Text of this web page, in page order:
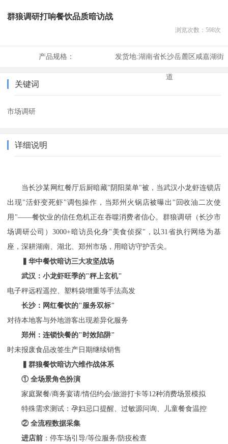
群狼调研打响餐饮品质暗访战
浏览次数： 598次
产品规格： 发货地:湖南省长沙岳麓区咸嘉湖街
道
关键词
市场调研
详细说明
当长沙某网红餐厅后厨暗藏"阴阳菜单"被，当武汉小龙虾连锁店
出现"活虾变死虾"调包操作，当郑州火锅店被曝出"回收油二次使
用"——餐饮业的信任危机正在吞噬消费者信心。群狼调研（长沙市
场调研公司）3000+暗访员化身"美食侦探"，以31省执行网络为基
座，深耕湖南、湖北、郑州市场，用暗访守护舌尖。
▍华中餐饮暗访三大攻坚战场
武汉：小龙虾旺季的"秤上玄机"
电子秤远程遥控、塑料袋增重等手法高发
长沙：网红餐饮的"服务双标"
对待本地客与外地游客出现差异化服务
郑州：连锁快餐的"时效陷阱"
时未报废食品改签生产日期继续销售
▍群狼餐饮暗访六维作战体系
① 全场景角色扮演
家庭聚餐/商务宴请/情侣约会/旅游打卡等12种消费场景模拟
特殊需求测试：孕妇忌口提醒、过敏源问询、儿童餐食温控
② 全流程数据采集
进店前 ：停车场引导/等位服务/防疫检查